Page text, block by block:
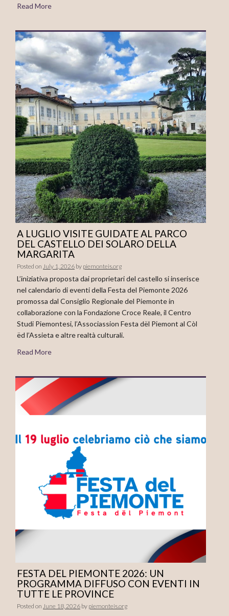
Read More
A LUGLIO VISITE GUIDATE AL PARCO
DEL CASTELLO DEI SOLARO DELLA
MARGARITA
Posted on July 1, 2026 by piemonteis.org
L’iniziativa proposta dai proprietari del castello si inserisce
nel calendario di eventi della Festa del Piemonte 2026
promossa dal Consiglio Regionale del Piemonte in
collaborazione con la Fondazione Croce Reale, il Centro
Studi Piemontesi, l’Associassion Festa dël Piemont al Còl
ëd l’Assieta e altre realtà culturali.
Read More
FESTA DEL PIEMONTE 2026: UN
PROGRAMMA DIFFUSO CON EVENTI IN
TUTTE LE PROVINCE
Posted on June 18, 2026 by piemonteis.org